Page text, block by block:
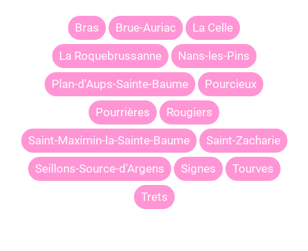
Bras Brue-Auriac La Celle
La Roquebrussanne Nans-les-Pins
Plan-d'Aups-Sainte-Baume Pourcieux
Pourrières Rougiers
Saint-Maximin-la-Sainte-Baume Saint-Zacharie
Seillons-Source-d'Argens Signes Tourves
Trets